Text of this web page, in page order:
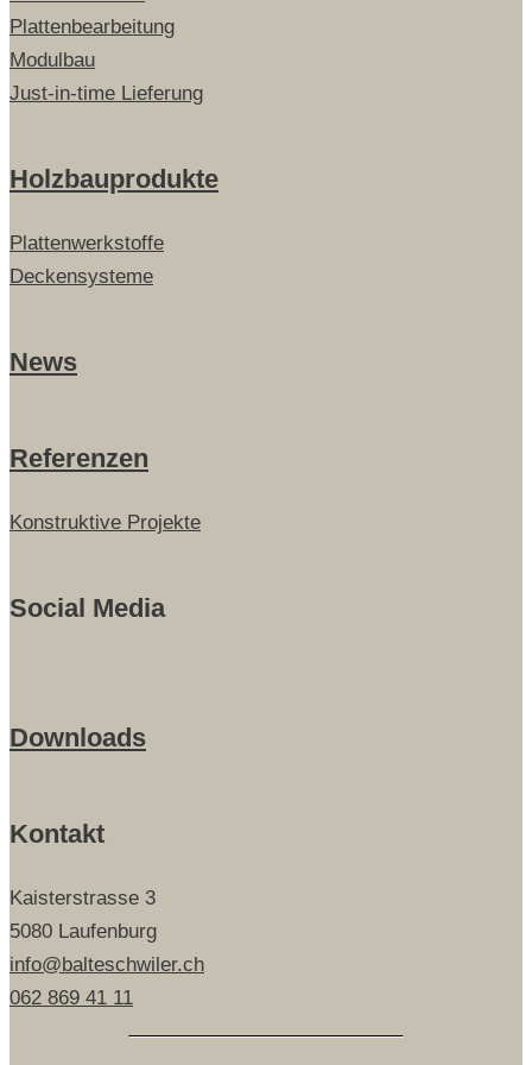
Plattenbearbeitung
Modulbau
Just-in-time Lieferung
Holzbauprodukte
Plattenwerkstoffe
Deckensysteme
News
Referenzen
Konstruktive Projekte
Social Media
Downloads
Kontakt
Kaisterstrasse 3
5080 Laufenburg
info@balteschwiler.ch
062 869 41 11